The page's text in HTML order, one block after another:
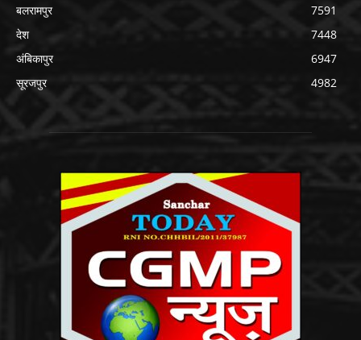
बलरामपुर
7591
देश
7448
अंबिकापुर
6947
सूरजपुर
4982